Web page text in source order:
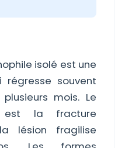
isolé est une
régresse souvent
mois. Le
est la fracture
lésion fragilise